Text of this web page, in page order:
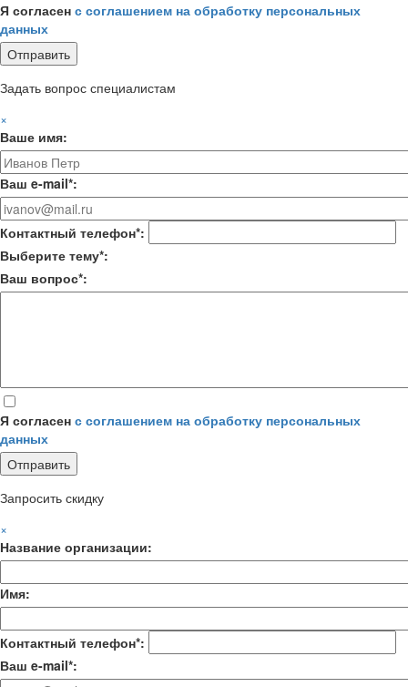
Я согласен с соглашением на обработку персональных
данных
Задать вопрос специалистам
×
Ваше имя:
Ваш e-mail*:
Контактный телефон*:
Выберите тему*:
Ваш вопрос*:
Я согласен с соглашением на обработку персональных
данных
Запросить скидку
×
Название организации:
Имя:
Контактный телефон*:
Ваш e-mail*: